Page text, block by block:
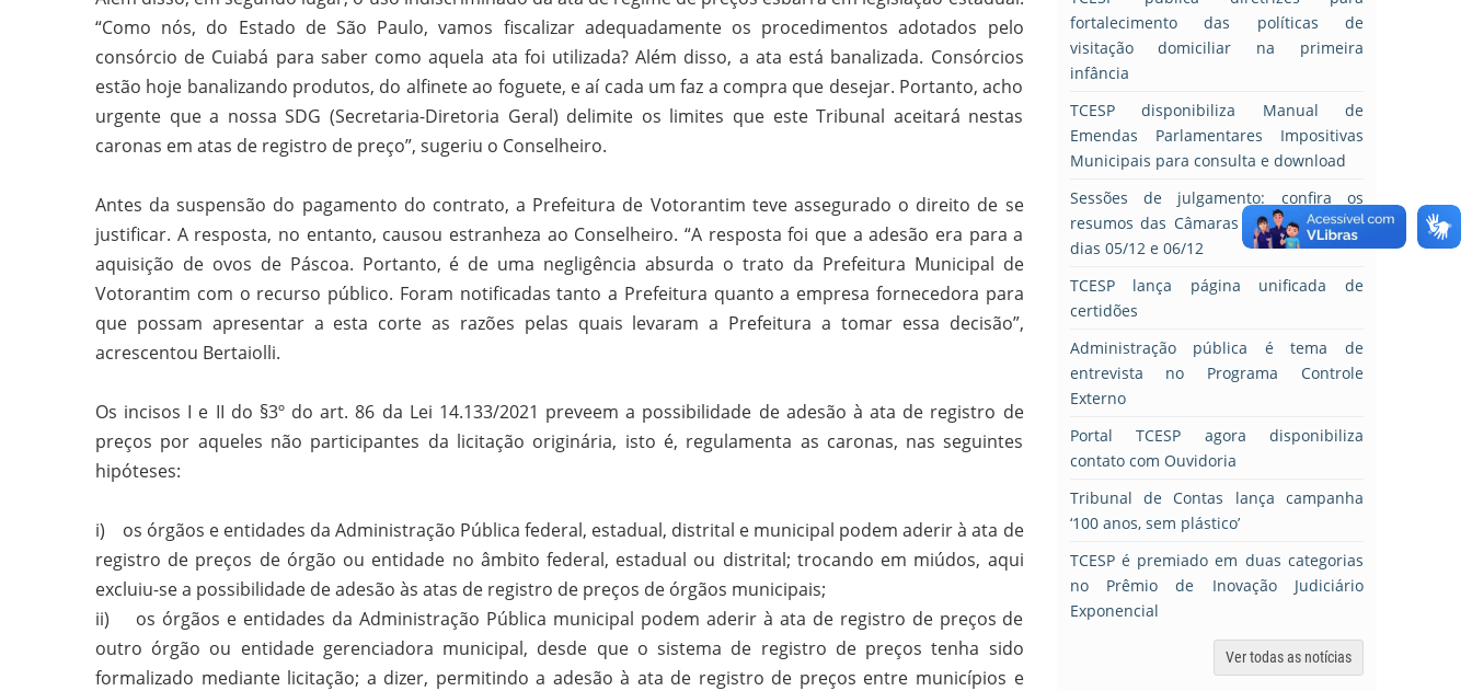
“Como nós, do Estado de São Paulo, vamos fiscalizar adequadamente os procedimentos adotados pelo
consórcio de Cuiabá para saber como aquela ata foi utilizada? Além disso, a ata está banalizada. Consórcios
estão hoje banalizando produtos, do alfinete ao foguete, e aí cada um faz a compra que desejar. Portanto, acho
urgente que a nossa SDG (Secretaria-Diretoria Geral) delimite os limites que este Tribunal aceitará nestas
caronas em atas de registro de preço”, sugeriu o Conselheiro.
Antes da suspensão do pagamento do contrato, a Prefeitura de Votorantim teve assegurado o direito de se
justificar. A resposta, no entanto, causou estranheza ao Conselheiro. “A resposta foi que a adesão era para a
aquisição de ovos de Páscoa. Portanto, é de uma negligência absurda o trato da Prefeitura Municipal de
Votorantim com o recurso público. Foram notificadas tanto a Prefeitura quanto a empresa fornecedora para
que possam apresentar a esta corte as razões pelas quais levaram a Prefeitura a tomar essa decisão”,
acrescentou Bertaiolli.
Os incisos I e II do §3º do art. 86 da Lei 14.133/2021 preveem a possibilidade de adesão à ata de registro de
preços por aqueles não participantes da licitação originária, isto é, regulamenta as caronas, nas seguintes
hipóteses:
i) os órgãos e entidades da Administração Pública federal, estadual, distrital e municipal podem aderir à ata de
registro de preços de órgão ou entidade no âmbito federal, estadual ou distrital; trocando em miúdos, aqui
excluiu-se a possibilidade de adesão às atas de registro de preços de órgãos municipais;
ii) os órgãos e entidades da Administração Pública municipal podem aderir à ata de registro de preços de
outro órgão ou entidade gerenciadora municipal, desde que o sistema de registro de preços tenha sido
formalizado mediante licitação; a dizer, permitindo a adesão à ata de registro de preços entre municípios e
fortalecimento das políticas de
visitação domiciliar na primeira
infância
TCESP disponibiliza Manual de
Emendas Parlamentares Impositivas
Municipais para consulta e download
Sessões de julgamento: confira os
resumos das Câmaras e do Pleno dos
dias 05/12 e 06/12
TCESP lança página unificada de
certidões
Administração pública é tema de
entrevista no Programa Controle
Externo
Portal TCESP agora disponibiliza
contato com Ouvidoria
Tribunal de Contas lança campanha
‘100 anos, sem plástico’
TCESP é premiado em duas categorias
no Prêmio de Inovação Judiciário
Exponencial
Ver todas as notícias